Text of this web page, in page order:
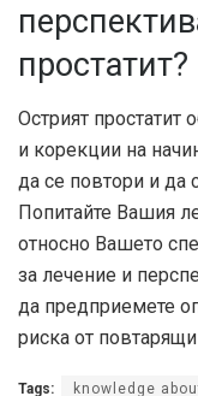
простатит?
Острият простатит
и корекции на
да се повтори и да
Попитайте Вашия
относно Вашето
за лечение и
да предприемете
риска от
Tags: knowledge